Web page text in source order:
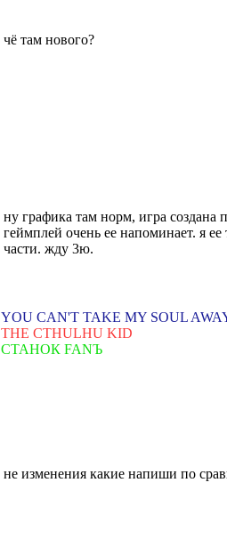
чё там нового?
ну графика там норм, игра создана
геймплей очень ее напоминает. я
части. жду 3ю.
YOU CAN'T TAKE MY SOUL
THE CTHULHU KID
СТАНОК FANЪ
не изменения какие напиши по